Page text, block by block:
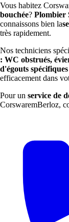
Vous habitez
bouchée? Plombier
connaissons bien la
très rapidement.
Nos techniciens
: WC obstrués,
d'égouts
efficacement dans
Pour un service de
CorswaremBerloz,